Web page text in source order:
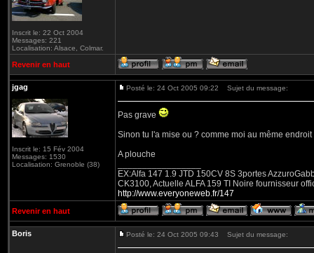
Inscrit le: 22 Oct 2004
Messages: 221
Localisation: Alsace, Colmar.
Revenir en haut
jgag
Inscrit le: 15 Fév 2004
Messages: 1530
Localisation: Grenoble (38)
Posté le: 24 Oct 2005 09:22 Sujet du message:
Pas grave
Sinon tu l'a mise ou ? comme moi au même endroit
A plouche
EX:Alfa 147 1.9 JTD 150CV 8S 3portes
CK3100, Actuelle ALFA 159 TI Noire fournisseur
http://www.everyoneweb.fr/147
Revenir en haut
Boris Posté le: 24 Oct 2005 09:43 Sujet du message: